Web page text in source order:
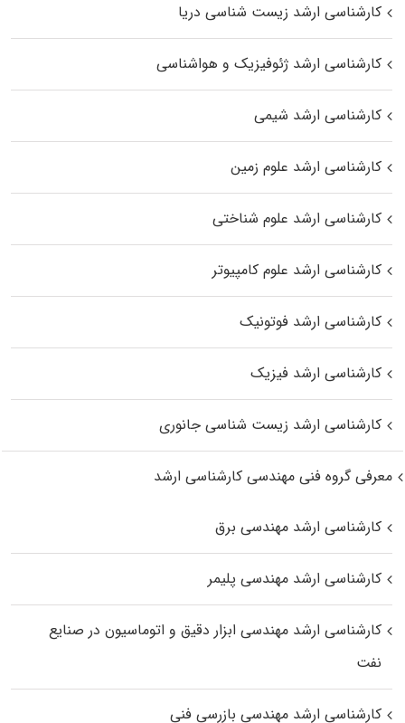
کارشناسی ارشد زیست‌ شناسی دریا
کارشناسی ارشد ژئوفیزیک و هواشناسی
کارشناسی ارشد شیمی
کارشناسی ارشد علوم زمین
کارشناسی ارشد علوم شناختی
کارشناسی ارشد علوم کامپیوتر
کارشناسی ارشد فوتونیک
کارشناسی ارشد فیزیک
کارشناسی ارشد زیست‌ شناسی جانوری
معرفی گروه فنی مهندسی کارشناسی ارشد
کارشناسی ارشد مهندسی برق
کارشناسی ارشد مهندسی پلیمر
کارشناسی ارشد مهندسی ابزار دقیق و اتوماسیون در صنایع
نفت
کارشناسی ارشد مهندسی بازرسی فنی